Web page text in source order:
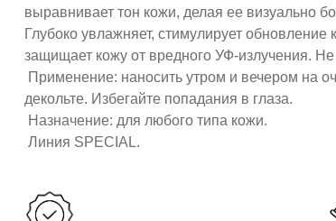
выравнивает тон кожи, делая ее визуально
Глубоко увлажняет, стимулирует
защищает кожу от вредного УФ-излучения. Не
Применение: наносить утром и вечером на
декольте. Избегайте попадания в глаза.
Назначение: для любого типа кожи.
Линия SPECIAL.